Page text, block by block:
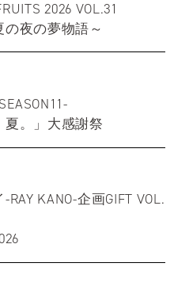
2026 VOL.31
の夜の夢物語～
夏。」大感謝祭
RAY KANO-企画GIFT VOL.